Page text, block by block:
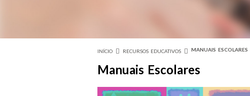
Está aqui
INÍCIO RECURSOS EDUCATIVOS MANUAIS ESCOLARES
Manuais Escolares